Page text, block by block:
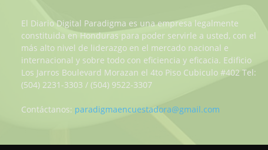
El Diario Digital Paradigma es una empresa legalmente
constituida en Honduras para poder servirle a usted, con el
más alto nivel de liderazgo en el mercado nacional e
internacional y sobre todo con eficiencia y eficacia. Edificio
Los Jarros Boulevard Morazan el 4to Piso Cubiculo #402 Tel:
(504) 2231-3303 / (504) 9522-3307
Contáctanos: paradigmaencuestadora@gmail.com